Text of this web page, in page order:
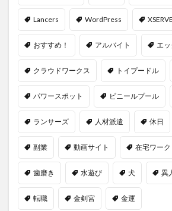
Lancers WordPress
おすすめ！ アルバイト エ
クラウドワークス トイプードル
パワースポット ビニールプール
ランサーズ 人材派遣 休日
副業 動画サイト 在宅ワーク
歯磨き 水遊び 犬 異
転職 金剣宮 金運